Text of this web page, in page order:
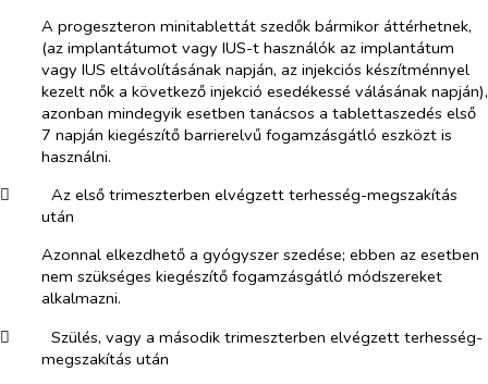
A progeszteron minitablettát szedők bármikor áttérhetnek,
(az implantátumot vagy IUS-t használók az implantátum
vagy IUS eltávolításának napján, az injekciós készítménnyel
kezelt nők a következő injekció esedékessé válásának napján),
azonban mindegyik esetben tanácsos a tablettaszedés első
7 napján kiegészítő barrierelvű fogamzásgátló eszközt is
használni.
​
Az első trimeszterben elvégzett terhesség-megszakítás
után
Azonnal elkezdhető a gyógyszer szedése; ebben az esetben
nem szükséges kiegészítő fogamzásgátló módszereket
alkalmazni.
​
Szülés, vagy a második trimeszterben elvégzett terhesség-
megszakítás után